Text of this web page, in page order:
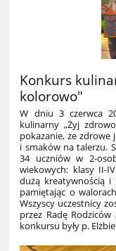
Konkurs
kolorowo"
W dniu 3 czerwca
kulinarny „Żyj
pokazanie, że
i smaków na talerzu.
34 uczniów w 2-
wiekowych: klasy II-
dużą kreatywnością i
pamiętając o
Wszyscy uczestnicy
przez Radę
konkursu były p.